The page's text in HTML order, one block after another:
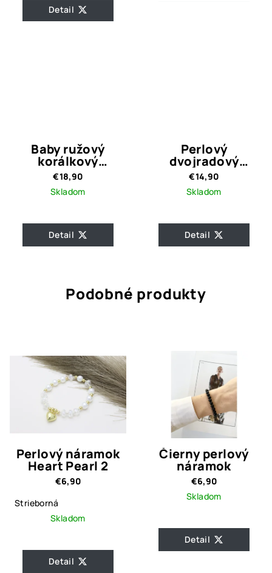
Detail
Baby ružový
korálkový
náhrdelník Viwien
€18,90
Skladom
Detail
Perlový
dvojradový
náhrdelník Noe
Crystal Buttery
€14,90
Skladom
Detail
Podobné produkty
Perlový náramok
Heart Pearl 2
€6,90
Strieborná
Skladom
Detail
Čierny perlový
náramok
€6,90
Skladom
Detail